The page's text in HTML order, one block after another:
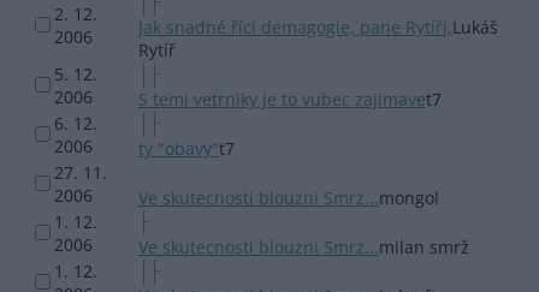
2. 12.
2006
Jak snadné říci demagogie, pane Rytíři,Lukáš
Rytíř
5. 12.
2006
S temi vetrniky je to vubec zajimavet7
6. 12.
2006
ty "obavy"t7
27. 11.
2006
Ve skutecnosti blouzni Smrz...mongol
1. 12.
2006
Ve skutecnosti blouzni Smrz...milan smrž
1. 12.